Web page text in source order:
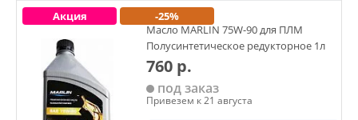
Акция
-25%
Масло MARLIN 75W-90 для ПЛМ
Полусинтетическое редукторное 1л
760 р.
под заказ
Привезем к 21 августа